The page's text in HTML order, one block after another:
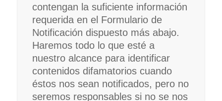
contengan la suficiente información
requerida en el Formulario de
Notificación dispuesto más abajo.
Haremos todo lo que esté a
nuestro alcance para identificar
contenidos difamatorios cuando
éstos nos sean notificados, pero no
seremos responsables si no se nos